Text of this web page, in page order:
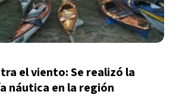
el viento: Se realizó la
náutica en la región